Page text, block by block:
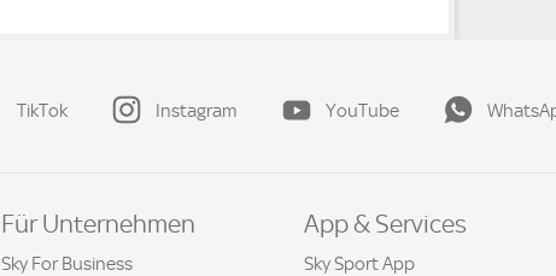
TikTok Instagram YouTube
Für Unternehmen
Sky For Business
App & Services
Sky Sport App